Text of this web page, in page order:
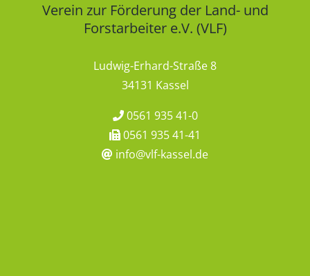
Verein zur Förderung der Land- und
Forstarbeiter e.V. (VLF)
Ludwig-Erhard-Straße 8
34131 Kassel
0561 935 41-0
0561 935 41-41
info@vlf-kassel.de